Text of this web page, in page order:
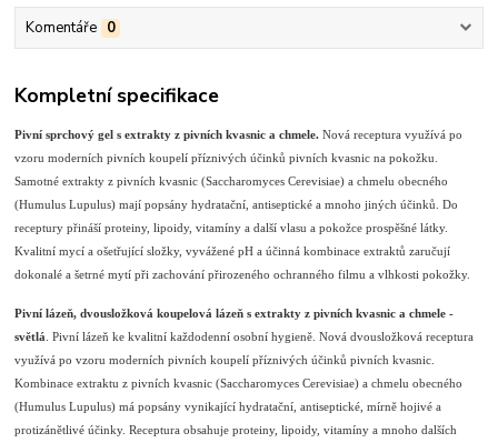
Komentáře 0
Kompletní specifikace
Pivní sprchový gel s extrakty z pivních kvasnic a chmele. Nová receptura využívá po
vzoru moderních pivních koupelí příznivých účinků pivních kvasnic na pokožku.
Samotné extrakty z pivních kvasnic (Saccharomyces Cerevisiae) a chmelu obecného
(Humulus Lupulus) mají popsány hydratační, antiseptické a mnoho jiných účinků. Do
receptury přináší proteiny, lipoidy, vitamíny a další vlasu a pokožce prospěšné látky.
Kvalitní mycí a ošetřující složky, vyvážené pH a účinná kombinace extraktů zaručují
dokonalé a šetrné mytí při zachování přirozeného ochranného filmu a vlhkosti pokožky.
Pivní lázeň, dvousložková koupelová lázeň s extrakty z pivních kvasnic a chmele -
světlá . Pivní lázeň ke kvalitní každodenní osobní hygieně. Nová dvousložková receptura
využívá po vzoru moderních pivních koupelí příznivých účinků pivních kvasnic.
Kombinace extraktu z pivních kvasnic (Saccharomyces Cerevisiae) a chmelu obecného
(Humulus Lupulus) má popsány vynikající hydratační, antiseptické, mírně hojivé a
protizánětlivé účinky. Receptura obsahuje proteiny, lipoidy, vitamíny a mnoho dalších